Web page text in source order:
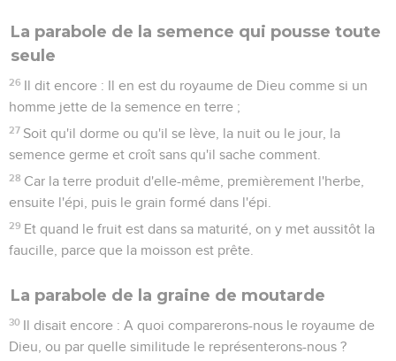
La parabole de la semence qui pousse toute
seule
26 Il dit encore : Il en est du royaume de Dieu comme si un
homme jette de la semence en terre ;
27 Soit qu'il dorme ou qu'il se lève, la nuit ou le jour, la
semence germe et croît sans qu'il sache comment.
28 Car la terre produit d'elle-même, premièrement l'herbe,
ensuite l'épi, puis le grain formé dans l'épi.
29 Et quand le fruit est dans sa maturité, on y met aussitôt la
faucille, parce que la moisson est prête.
La parabole de la graine de moutarde
30 Il disait encore : A quoi comparerons-nous le royaume de
Dieu, ou par quelle similitude le représenterons-nous ?